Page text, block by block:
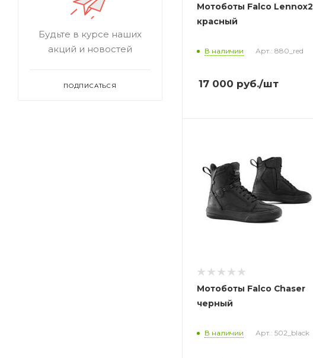
Мотоботы Falco Lennox2
красный
В наличии Арт.: 880_red
17 000 руб./шт
Мотоботы Falco Chaser
черный
В наличии Арт.: 502_black
Будьте в курсе наших
акций и новостей
ПОДПИСАТЬСЯ